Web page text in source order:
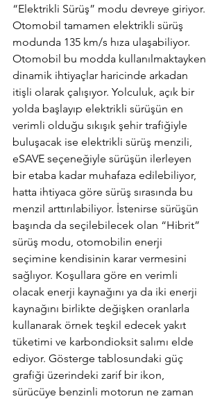
“Elektrikli Sürüş” modu devreye giriyor.
Otomobil tamamen elektrikli sürüş
modunda 135 km/s hıza ulaşabiliyor.
Otomobil bu modda kullanılmaktayken
dinamik ihtiyaçlar haricinde arkadan
itişli olarak çalışıyor. Yolculuk, açık bir
yolda başlayıp elektrikli sürüşün en
verimli olduğu sıkışık şehir trafiğiyle
buluşacak ise elektrikli sürüş menzili,
eSAVE seçeneğiyle sürüşün ilerleyen
bir etaba kadar muhafaza edilebiliyor,
hatta ihtiyaca göre sürüş sırasında bu
menzil arttırılabiliyor. İstenirse sürüşün
başında da seçilebilecek olan “Hibrit”
sürüş modu, otomobilin enerji
seçimine kendisinin karar vermesini
sağlıyor. Koşullara göre en verimli
olacak enerji kaynağını ya da iki enerji
kaynağını birlikte değişken oranlarla
kullanarak örnek teşkil edecek yakıt
tüketimi ve karbondioksit salımı elde
ediyor. Gösterge tablosundaki güç
grafiği üzerindeki zarif bir ikon,
sürücüye benzinli motorun ne zaman